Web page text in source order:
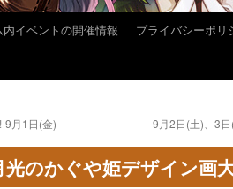
内イベントの開催情報 プライバシーポリ
9月1日(金)- 9月2日(土)、3
のかぐや姫デザイン画